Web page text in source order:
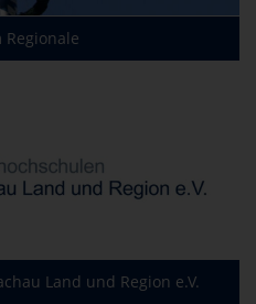
Regionale
Land und Region e.V.